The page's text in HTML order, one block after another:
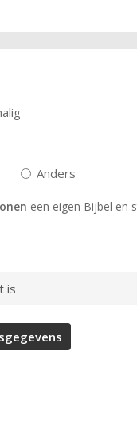
Anders
een eigen Bijbel en